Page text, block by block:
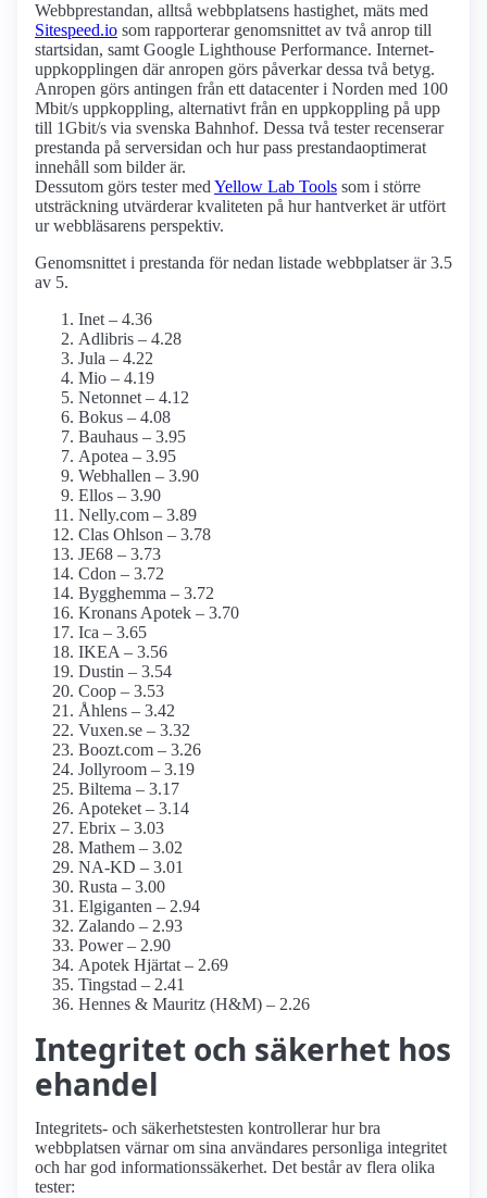
Webbprestandan, alltså webbplatsens hastighet, mäts med
Sitespeed.io som rapporterar genomsnittet av två anrop till
startsidan, samt Google Lighthouse Performance. Internet­
uppkopplingen där anropen görs påverkar dessa två betyg.
Anropen görs antingen från ett datacenter i Norden med 100
Mbit/s uppkoppling, alternativt från en uppkoppling på upp
till 1Gbit/s via svenska Bahnhof. Dessa två tester recenserar
prestanda på serversidan och hur pass prestanda­optimerat
innehåll som bilder är.
Dessutom görs tester med Yellow Lab Tools som i större
utsträckning utvärderar kvaliteten på hur hantverket är utfört
ur webbläsarens perspektiv.
Genomsnittet i prestanda för nedan listade webbplatser är 3.5
av 5.
Inet – 4.36
Adlibris – 4.28
Jula – 4.22
Mio – 4.19
Netonnet – 4.12
Bokus – 4.08
Bauhaus – 3.95
Apotea – 3.95
Webhallen – 3.90
Ellos – 3.90
Nelly.com – 3.89
Clas Ohlson – 3.78
JE68 – 3.73
Cdon – 3.72
Bygghemma – 3.72
Kronans Apotek – 3.70
Ica – 3.65
IKEA – 3.56
Dustin – 3.54
Coop – 3.53
Åhlens – 3.42
Vuxen.se – 3.32
Boozt.com – 3.26
Jollyroom – 3.19
Biltema – 3.17
Apoteket – 3.14
Ebrix – 3.03
Mathem – 3.02
NA-KD – 3.01
Rusta – 3.00
Elgiganten – 2.94
Zalando – 2.93
Power – 2.90
Apotek Hjärtat – 2.69
Tingstad – 2.41
Hennes & Mauritz (H&M) – 2.26
Integritet och säkerhet hos
ehandel
Integritets- och säkerhetstesten kontrollerar hur bra
webbplatsen värnar om sina användares personliga integritet
och har god informations­säkerhet. Det består av flera olika
tester: